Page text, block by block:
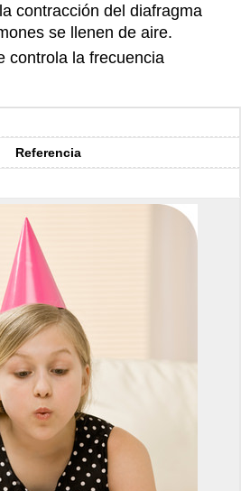
contracción del diafragma
se llenen de aire.
controla la frecuencia
Referencia